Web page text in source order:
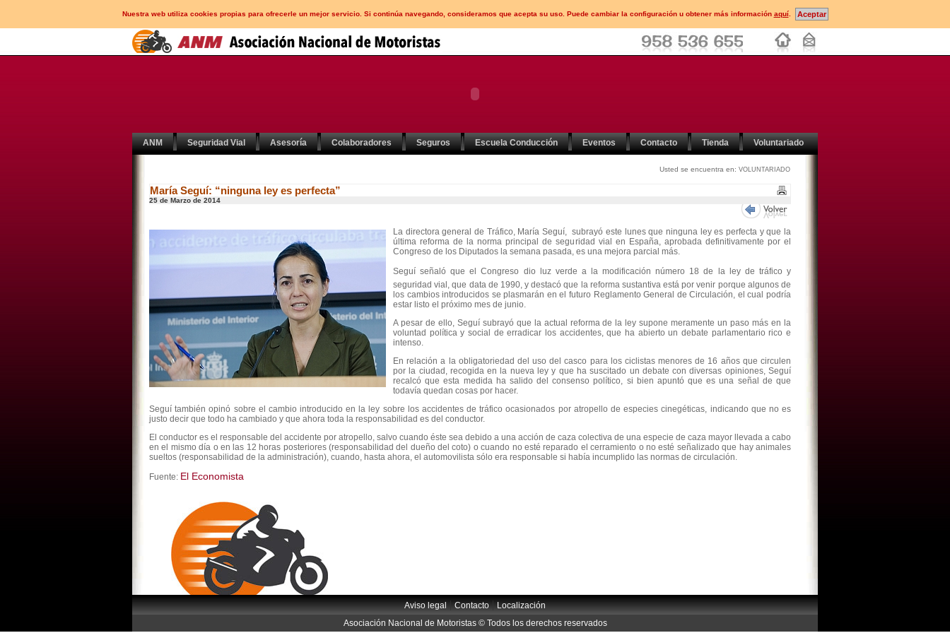
Nuestra web utiliza cookies propias para ofrecerle un mejor servicio. Si continúa navegando, consideramos que acepta su uso. Puede cambiar la configuración u obtener más información aquí.
ANM Seguridad Vial Asesoría Colaboradores Seguros Escuela Conducción Eventos Contacto Tienda Voluntariado
Usted se encuentra en: VOLUNTARIADO
María Seguí: “ninguna ley es perfecta”
25 de Marzo de 2014
La directora general de Tráfico, María Seguí, subrayó este lunes que ninguna ley es perfecta y que la
última reforma de la norma principal de seguridad vial en España, aprobada definitivamente por el
Congreso de los Diputados la semana pasada, es una mejora parcial más.
Seguí señaló que el Congreso dio luz verde a la modificación número 18 de la ley de tráfico y
seguridad vial, que data de 1990, y destacó que la reforma sustantiva está por venir porque algunos de
los cambios introducidos se plasmarán en el futuro Reglamento General de Circulación, el cual podría
estar listo el próximo mes de junio.
A pesar de ello, Seguí subrayó que la actual reforma de la ley supone meramente un paso más en la
voluntad política y social de erradicar los accidentes, que ha abierto un debate parlamentario rico e
intenso.
En relación a la obligatoriedad del uso del casco para los ciclistas menores de 16 años que circulen
por la ciudad, recogida en la nueva ley y que ha suscitado un debate con diversas opiniones, Seguí
recalcó que esta medida ha salido del consenso político, si bien apuntó que es una señal de que
todavía quedan cosas por hacer.
Seguí también opinó sobre el cambio introducido en la ley sobre los accidentes de tráfico ocasionados por atropello de especies cinegéticas, indicando que no es
justo decir que todo ha cambiado y que ahora toda la responsabilidad es del conductor.
El conductor es el responsable del accidente por atropello, salvo cuando éste sea debido a una acción de caza colectiva de una especie de caza mayor llevada a cabo
en el mismo día o en las 12 horas posteriores (responsabilidad del dueño del coto) o cuando no esté reparado el cerramiento o no esté señalizado que hay animales
sueltos (responsabilidad de la administración), cuando, hasta ahora, el automovilista sólo era responsable si había incumplido las normas de circulación.
Fuente: El Economista
Aviso legal|Contacto|Localización
Asociación Nacional de Motoristas © Todos los derechos reservados